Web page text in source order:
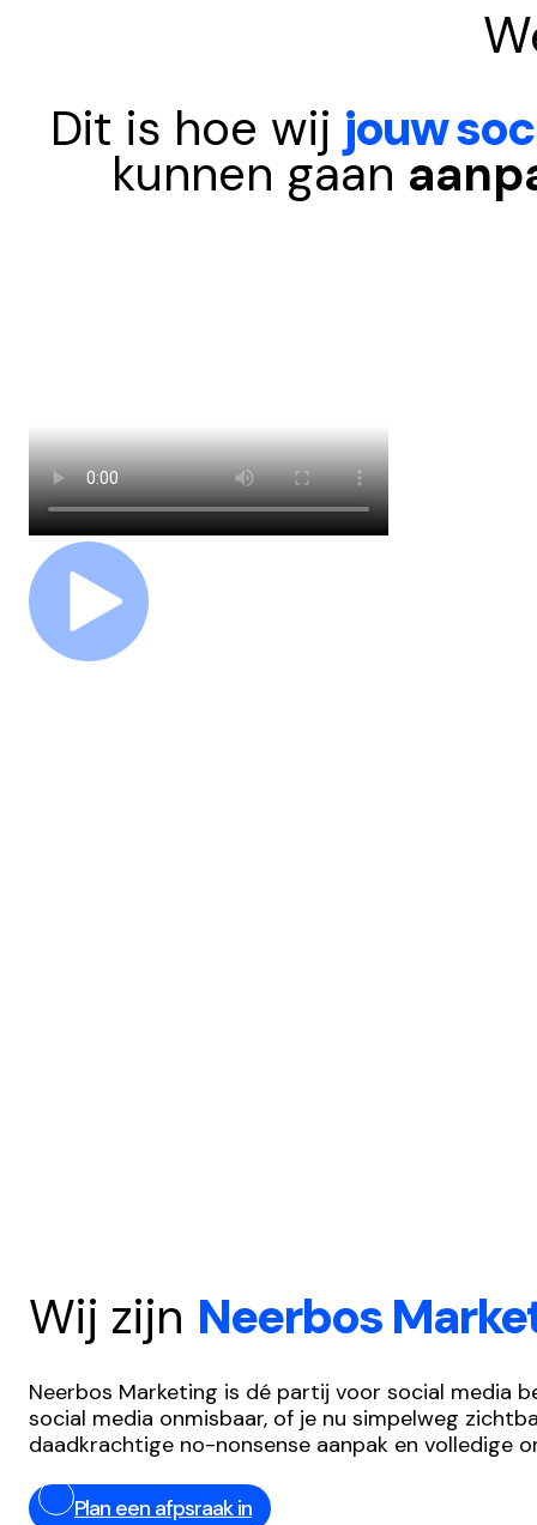
Dit is hoe wij jouw
kunnen gaan
Wij zijn Neerbos
Neerbos Marketing is dé partij voor social media
social media onmisbaar, of je nu simpelweg
daadkrachtige no-nonsense aanpak en volledige
Plan een afpsraak in